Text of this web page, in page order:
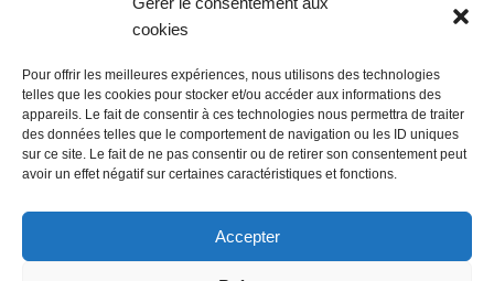
cookies
Pour offrir les meilleures expériences, nous utilisons des technologies
telles que les cookies pour stocker et/ou accéder aux informations des
appareils. Le fait de consentir à ces technologies nous permettra de traiter
des données telles que le comportement de navigation ou les ID uniques
sur ce site. Le fait de ne pas consentir ou de retirer son consentement peut
avoir un effet négatif sur certaines caractéristiques et fonctions.
Accepter
lundi et jeudi de 9h à 11h30
mardi et vendredi de 16h à 18h30